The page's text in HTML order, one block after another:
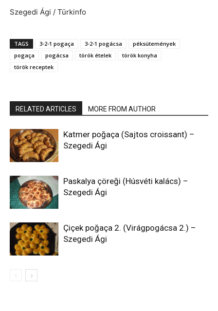
Szegedi Ági / Türkinfo
TAGS 3-2-1 pogaça 3-2-1 pogácsa
péksütemények
pogaça
pogácsa török ételek
török konyha
török receptek
RELATED ARTICLES MORE FROM AUTHOR
Katmer poğaça (Sajtos croissant) –
Szegedi Ági
Paskalya çöreği (Húsvéti kalács) –
Szegedi Ági
Çiçek poğaça 2. (Virágpogácsa 2.) –
Szegedi Ági